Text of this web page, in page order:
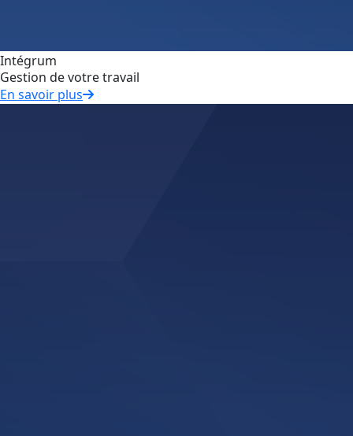
Intégrum
Gestion de votre travail
En savoir plus